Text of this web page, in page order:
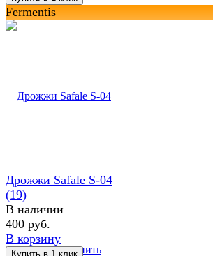
Fermentis
избранное сравнить
Дрожжи Safale S-04
(19)
В наличии
400 руб.
В корзину